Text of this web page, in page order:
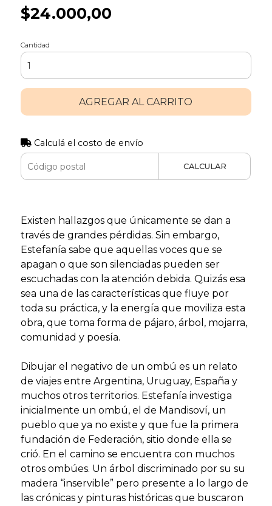
$24.000,00
Cantidad
AGREGAR AL CARRITO
Calculá el costo de envío
CALCULAR
Existen hallazgos que únicamente se dan a
través de grandes pérdidas. Sin embargo,
Estefanía sabe que aquellas voces que se
apagan o que son silenciadas pueden ser
escuchadas con la atención debida. Quizás esa
sea una de las características que fluye por
toda su práctica, y la energía que moviliza esta
obra, que toma forma de pájaro, árbol, mojarra,
comunidad y poesía.
Dibujar el negativo de un ombú es un relato
de viajes entre Argentina, Uruguay, España y
muchos otros territorios. Estefanía investiga
inicialmente un ombú, el de Mandisoví, un
pueblo que ya no existe y que fue la primera
fundación de Federación, sitio donde ella se
crió. En el camino se encuentra con muchos
otros ombúes. Un árbol discriminado por su su
madera “inservible” pero presente a lo largo de
las crónicas y pinturas históricas que buscaron